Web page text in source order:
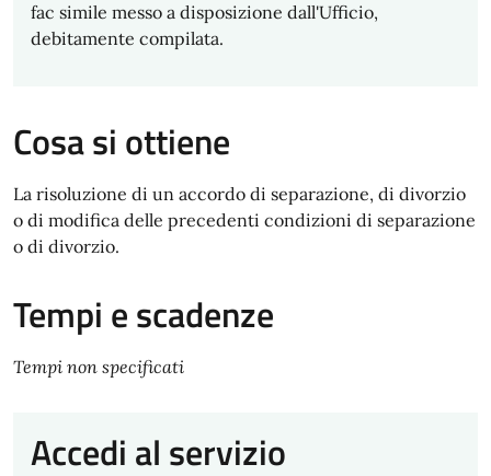
fac simile messo a disposizione dall'Ufficio,
debitamente compilata.
Cosa si ottiene
La risoluzione di un accordo di separazione, di divorzio
o di modifica delle precedenti condizioni di separazione
o di divorzio.
Tempi e scadenze
Tempi non specificati
Accedi al servizio